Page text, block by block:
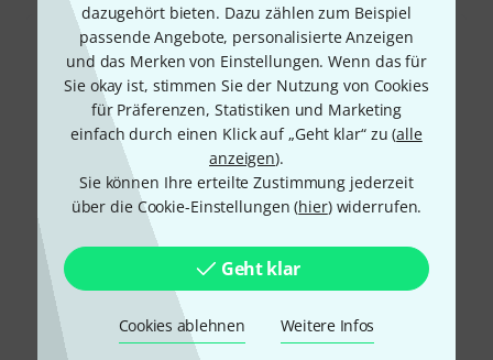
dazugehört bieten. Dazu zählen zum Beispiel
passende Angebote, personalisierte Anzeigen
und das Merken von Einstellungen. Wenn das für
Sie okay ist, stimmen Sie der Nutzung von Cookies
für Präferenzen, Statistiken und Marketing
einfach durch einen Klick auf „Geht klar“ zu (alle
anzeigen).
Sie können Ihre erteilte Zustimmung jederzeit
über die Cookie-Einstellungen (hier) widerrufen.
Geht klar
Cookies ablehnen Weitere Infos